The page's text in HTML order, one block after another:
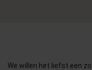
We willen het liefst een